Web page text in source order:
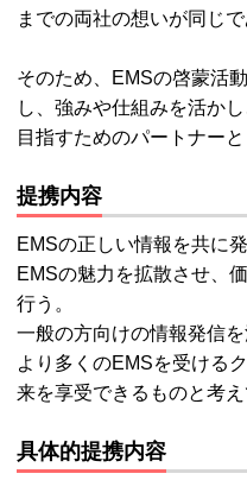
までの両社の想いが同じ
そのため、EMSの啓蒙活
し、強みや仕組みを活か
目指すためのパートナー
提携内容
EMSの正しい情報を共に
EMSの魅力を拡散させ、
行う。
一般の方向けの情報発信
より多くのEMSを受ける
来を享受できるものと考え
具体的提携内容